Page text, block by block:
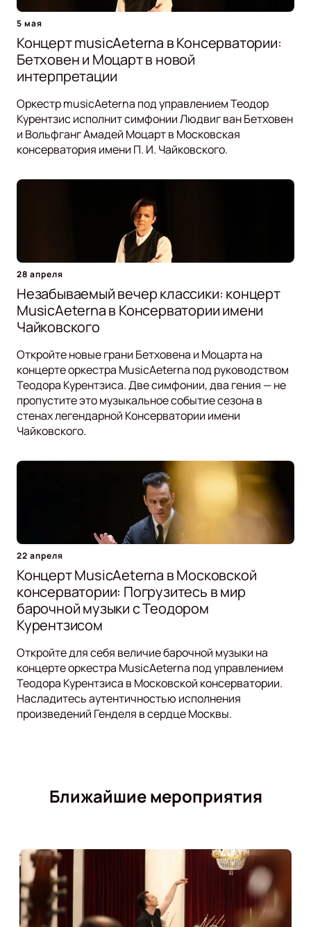
5 мая
Концерт musicAeterna в Консерватории:
Бетховен и Моцарт в новой
интерпретации
Оркестр musicAeterna под управлением Теодор
Курентзис исполнит симфонии Людвиг ван Бетховен
и Вольфганг Амадей Моцарт в Московская
консерватория имени П. И. Чайковского.
28 апреля
Незабываемый вечер классики: концерт
MusicAeterna в Консерватории имени
Чайковского
Откройте новые грани Бетховена и Моцарта на
концерте оркестра MusicAeterna под руководством
Теодора Курентзиса. Две симфонии, два гения — не
пропустите это музыкальное событие сезона в
стенах легендарной Консерватории имени
Чайковского.
22 апреля
Концерт MusicAeterna в Московской
консерватории: Погрузитесь в мир
барочной музыки с Теодором
Курентзисом
Откройте для себя величие барочной музыки на
концерте оркестра MusicAeterna под управлением
Теодора Курентзиса в Московской консерватории.
Насладитесь аутентичностью исполнения
произведений Генделя в сердце Москвы.
Ближайшие мероприятия